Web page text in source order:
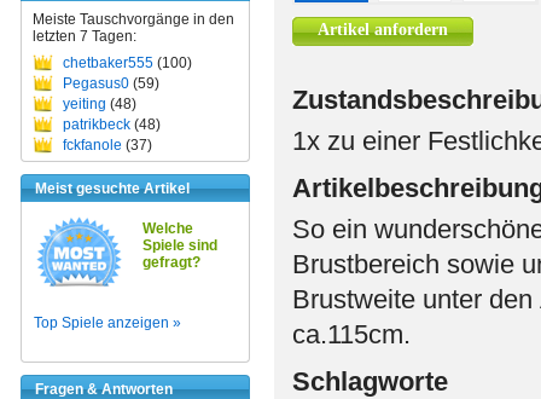
Meiste Tauschvorgänge in den
letzten 7 Tagen:
chetbaker555 (100)
Pegasus0 (59)
yeiting (48)
patrikbeck (48)
fckfanole (37)
Meist gesuchte Artikel
Welche
Spiele sind
gefragt?
Top Spiele anzeigen »
Fragen & Antworten
Artikel anfordern
1x zu einer
So ein
Brustbereich sowie
Brustweite unter
ca.115cm.
Schlagworte